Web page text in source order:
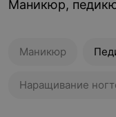
Маникюр,
Маникюр
Наращивание